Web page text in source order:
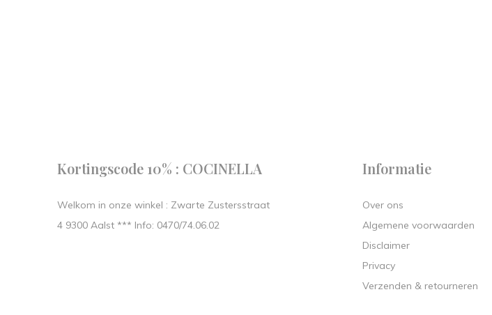
Kortingscode 10% : COCINELLA
Welkom in onze winkel : Zwarte Zustersstraat
4 9300 Aalst *** Info: 0470/74.06.02
Informatie
Over ons
Algemene voorwaarden
Disclaimer
Privacy
Verzenden & retourneren